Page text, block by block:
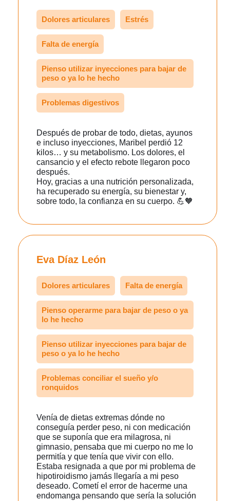
Dolores articulares Estrés
Falta de energía
Pienso utilizar inyecciones para bajar de
peso o ya lo he hecho
Problemas digestivos
Después de probar de todo, dietas, ayunos
e incluso inyecciones, Maribel perdió 12
kilos… y su metabolismo. Los dolores, el
cansancio y el efecto rebote llegaron poco
después.
Hoy, gracias a una nutrición personalizada,
ha recuperado su energía, su bienestar y,
sobre todo, la confianza en su cuerpo. 💪🧡
Eva Díaz León
Dolores articulares Falta de energía
Pienso operarme para bajar de peso o ya
lo he hecho
Pienso utilizar inyecciones para bajar de
peso o ya lo he hecho
Problemas conciliar el sueño y/o
ronquidos
Venía de dietas extremas dónde no
conseguía perder peso, ni con medicación
que se suponía que era milagrosa, ni
gimnasio, pensaba que mi cuerpo no me lo
permitía y que tenía que vivir con ello.
Estaba resignada a que por mi problema de
hipotiroidismo jamás llegaría a mi peso
deseado. Cometí el error de hacerme una
endomanga pensando que sería la solución